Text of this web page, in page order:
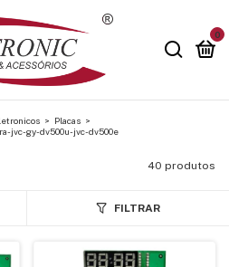
0
> Placas >
jvc-gy-dv500u-jvc-dv500e
40 produtos
FILTRAR